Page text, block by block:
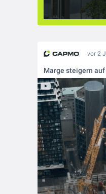
vor 2
Marge steigern auf